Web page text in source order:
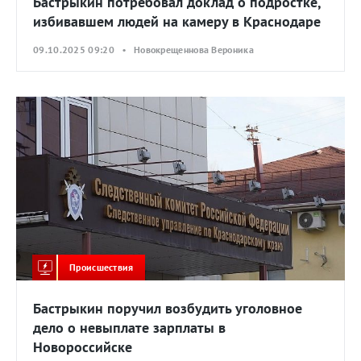
избивавшем людей на камеру в Краснодаре
09.10.2025 09:20 • Новокрещеннова Вероника
Происшествия
Бастрыкин поручил возбудить уголовное
дело о невыплате зарплаты в
Новороссийске